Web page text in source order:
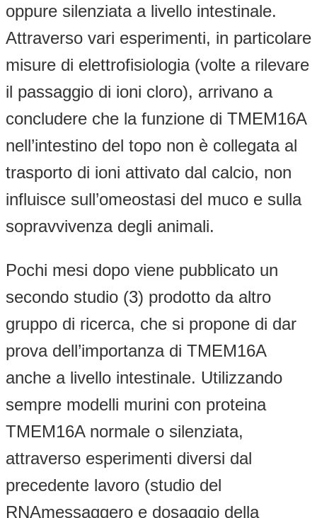
oppure silenziata a livello intestinale.
Attraverso vari esperimenti, in particolare
misure di elettrofisiologia (volte a rilevare
il passaggio di ioni cloro), arrivano a
concludere che la funzione di TMEM16A
nell’intestino del topo non è collegata al
trasporto di ioni attivato dal calcio, non
influisce sull’omeostasi del muco e sulla
sopravvivenza degli animali.
Pochi mesi dopo viene pubblicato un
secondo studio (3) prodotto da altro
gruppo di ricerca, che si propone di dar
prova dell’importanza di TMEM16A
anche a livello intestinale. Utilizzando
sempre modelli murini con proteina
TMEM16A normale o silenziata,
attraverso esperimenti diversi dal
precedente lavoro (studio del
RNAmessaggero e dosaggio della